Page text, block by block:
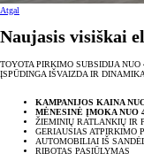
Atgal
Naujasis visiškai
TOYOTA PIRKIMO SUBSIDIJA NUO
ĮSPŪDINGA IŠVAIZDA IR DINAMIKA.
KAMPANIJOS KAINA
MĖNESINĖ ĮMOKA NUO
ŽIEMINIŲ RATLANKIŲ IR
GERIAUSIAS ATPIRKIMO
AUTOMOBILIAI IŠ
RIBOTAS PASIŪLYMAS